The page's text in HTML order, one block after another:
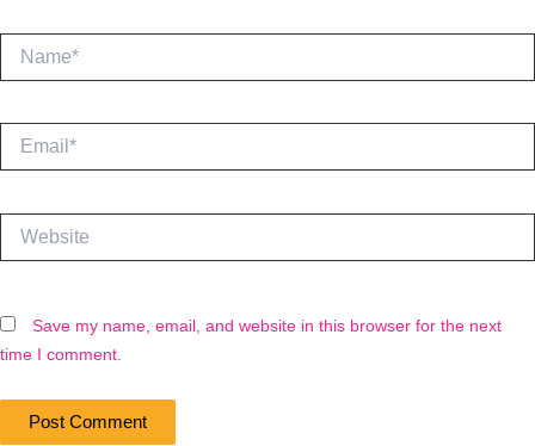
Email*
Save my name, email, and website in this browser for the next
time I comment.